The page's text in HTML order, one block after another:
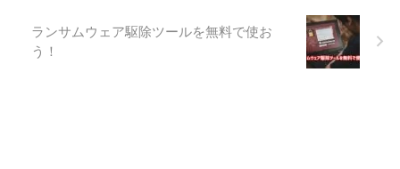
ランサムウェア駆除ツールを無料で使お
う！